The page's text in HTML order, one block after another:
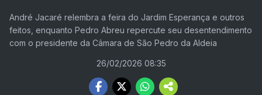
André Jacaré relembra a feira do Jardim Esperança e outros
feitos, enquanto Pedro Abreu repercute seu desentendimento
com o presidente da Câmara de São Pedro da Aldeia
26/02/2026 08:35